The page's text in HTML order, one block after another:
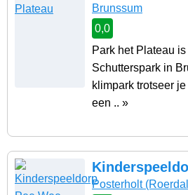
Brunssum
0,0
Park het Plateau
Schutterspark in
klimpark trotseer
een .. »
Posterholt